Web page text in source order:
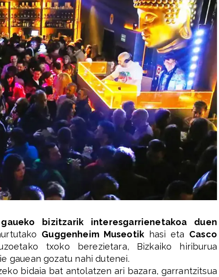
bizitzarik interesgarrienetakoa duen
Guggenheim Museotik hasi eta Casco
txoko berezietara, Bizkaiko hiriburua
gauean gozatu nahi dutenei.
bidaia bat antolatzen ari bazara, garrantzitsua